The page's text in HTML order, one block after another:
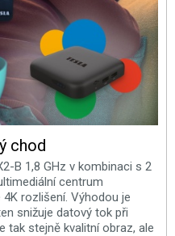
chod
B 1,8 GHz v kombinaci s 2
centrum
rozlišení. Výhodou je
snižuje datový tok při
tak stejně kvalitní obraz, ale